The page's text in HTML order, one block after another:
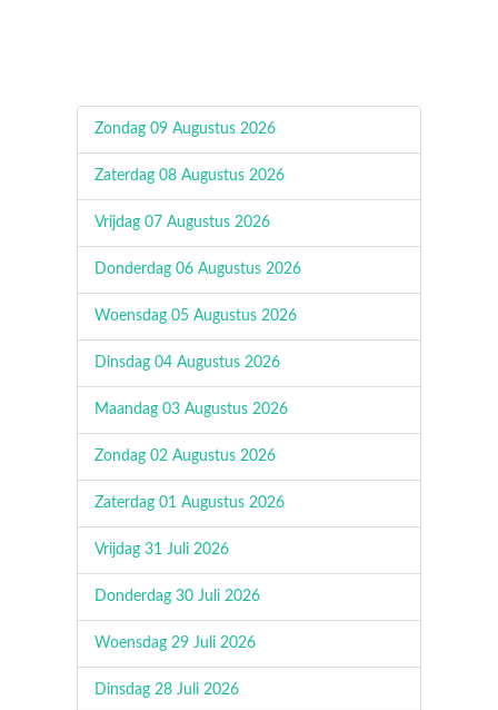
Zondag 09 Augustus 2026
Zaterdag 08 Augustus 2026
Vrijdag 07 Augustus 2026
Donderdag 06 Augustus 2026
Woensdag 05 Augustus 2026
Dinsdag 04 Augustus 2026
Maandag 03 Augustus 2026
Zondag 02 Augustus 2026
Zaterdag 01 Augustus 2026
Vrijdag 31 Juli 2026
Donderdag 30 Juli 2026
Woensdag 29 Juli 2026
Dinsdag 28 Juli 2026